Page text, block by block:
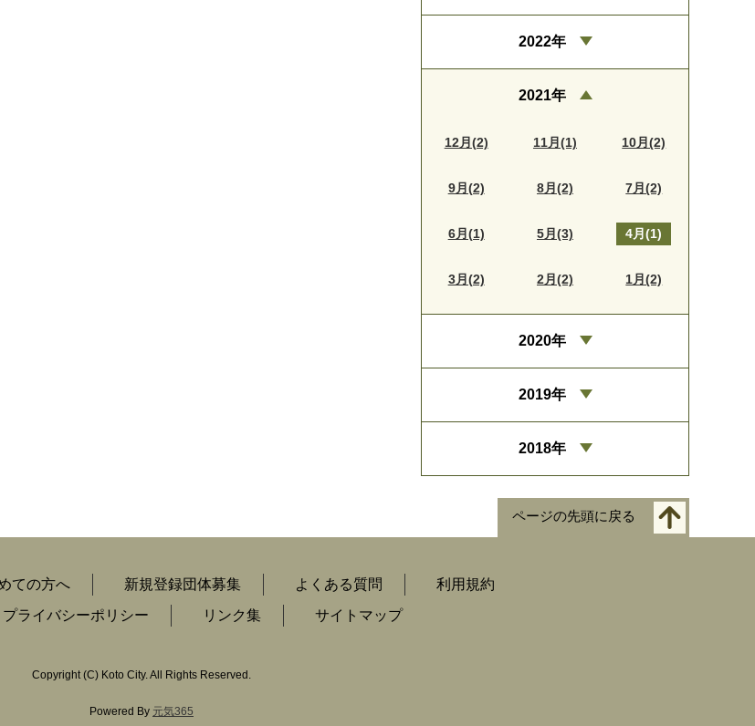
2022年
2021年
12月(2) 11月(1) 10月(2)
9月(2) 8月(2) 7月(2)
6月(1) 5月(3) 4月(1)
3月(2) 2月(2) 1月(2)
2020年
2019年
2018年
ページの先頭に戻る
ての方へ 新規登録団体募集 よくある質問
利用規約
プライバシーポリシー リンク集 サイトマップ
Copyright (C) Koto City. All Rights Reserved.
Powered By 元気365